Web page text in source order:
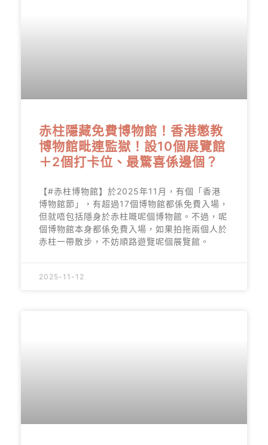
赤柱隱藏免費博物館！香港懲教
博物館毗連監獄！設10個展覽館
＋2個打卡位、最驚喜係邊個？
【#赤柱博物館】於2025年11月，有個「香港
博物館節」，有超過17個博物館都係免費入場，
但就唔包括隱身於赤柱嘅呢個博物館。不過，呢
個博物館本身都係免費入場，如果拍拖兩個人於
赤柱一帶散步，不妨順路遊覽呢個展覽館。
2025-11-12